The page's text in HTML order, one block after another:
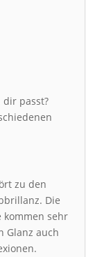
passt?
zu den
Die
kommen sehr
Glanz auch